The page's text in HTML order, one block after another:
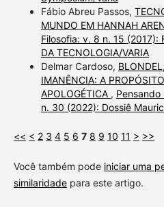
Fábio Abreu Passos,
MUNDO EM HANNAH
Filosofia: v. 8 n. 15 (2017):
DA TECNOLOGIA/VARIA
Delmar Cardoso,
IMANÊNCIA: A
APOLOGÉTICA , Pensando
n. 30 (2022): Dossiê
<< < 2 3 4 5 6 7 8 9 10 11 > >>
Você também pode iniciar uma
similaridadepara este artigo.